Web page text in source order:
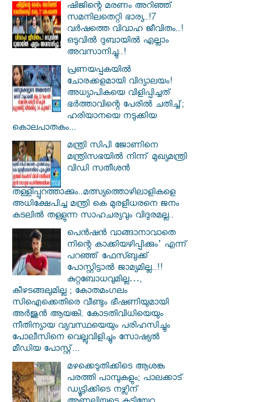
ഷിജിന്റെ മരണം അറിഞ്ഞ്
സമനിലതെറ്റി ഭാര്യ..!7
വർഷത്തെ വിവാഹ ജീവിതം..!
ഒടുവിൽ ദുബായിൽ എല്ലാം
അവസാനിച്ചു..!
പ്രണയപ്പകയിൽ
ചോരക്കളമായി വിദ്യാലയം!
അധ്യാപികയെ വിളിപ്പിച്ചത്
ഭർത്താവിന്റെ പേരിൽ ചതിച്ച്;
ഹരിയാനയെ നടുക്കിയ
കൊലപാതകം...
മന്ത്രി സിപി ജോണിനെ
മന്ത്രിസഭയില്‍ നിന്ന് മുഖ്യമന്ത്രി
വിഡി സതീശന്‍
തള്ളിപ്പുറത്താക്കും..മത്സ്യത്തൊഴിലാളികളെ
അധിക്ഷേപിച്ച മന്ത്രി കെ മുരളീധരനെ ജനം
കടലില്‍ തള്ളുന്ന സാഹചര്യവും വിദുരമല്ല..
പെൻഷൻ വാങ്ങാനാവാതെ
നിന്റെ കാക്കിയഴിപ്പിക്കും’ എന്ന്
പറഞ്ഞ് ഫേസ്ബുക്ക്
പോസ്റ്റിട്ടാൽ ജാമ്യമില്ല..!!
കുറ്റബോധവുമില്ല…,
കീഴടങ്ങലുമില്ല ; കോതമംഗലം
സിഐക്കെതിരെ വീണ്ടും ഭീഷണിയുമായി
അര്‍ജുന്‍ ആയങ്കി. കോടതിവിധിയെയും
നീതിന്യായ വ്യവസ്ഥയെയും പരിഹസിച്ചും
പോലീസിനെ വെല്ലുവിളിച്ചും സോഷ്യൽ
മീഡിയ പോസ്റ്റ്...
മഴക്കെടുതിക്കിടെ ആശങ്ക
പരത്തി പാമ്പുകളും; പാലക്കാട്
ഡ്യൂട്ടിക്കിടെ നഴ്സിന്